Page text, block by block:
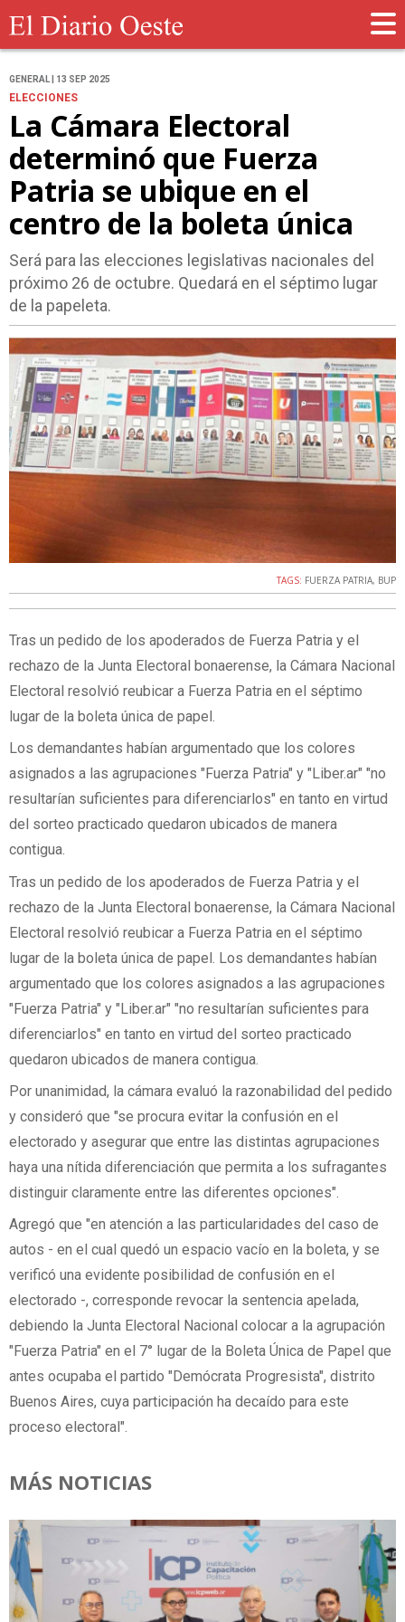
GENERAL | 13 SEP 2025
ELECCIONES
La Cámara Electoral
determinó que Fuerza
Patria se ubique en el
centro de la boleta única
Será para las elecciones legislativas nacionales del
próximo 26 de octubre. Quedará en el séptimo lugar
de la papeleta.
TAGS: FUERZA PATRIA, BUP
Tras un pedido de los apoderados de Fuerza Patria y el
rechazo de la Junta Electoral bonaerense, la Cámara Nacional
Electoral resolvió reubicar a Fuerza Patria en el séptimo
lugar de la boleta única de papel.
Los demandantes habían argumentado que los colores
asignados a las agrupaciones "Fuerza Patria" y "Liber.ar" "no
resultarían suficientes para diferenciarlos" en tanto en virtud
del sorteo practicado quedaron ubicados de manera
contigua.
Tras un pedido de los apoderados de Fuerza Patria y el
rechazo de la Junta Electoral bonaerense, la Cámara Nacional
Electoral resolvió reubicar a Fuerza Patria en el séptimo
lugar de la boleta única de papel. Los demandantes habían
argumentado que los colores asignados a las agrupaciones
"Fuerza Patria" y "Liber.ar" "no resultarían suficientes para
diferenciarlos" en tanto en virtud del sorteo practicado
quedaron ubicados de manera contigua.
Por unanimidad, la cámara evaluó la razonabilidad del pedido
y consideró que "se procura evitar la confusión en el
electorado y asegurar que entre las distintas agrupaciones
haya una nítida diferenciación que permita a los sufragantes
distinguir claramente entre las diferentes opciones".
Agregó que "en atención a las particularidades del caso de
autos - en el cual quedó un espacio vacío en la boleta, y se
verificó una evidente posibilidad de confusión en el
electorado -, corresponde revocar la sentencia apelada,
debiendo la Junta Electoral Nacional colocar a la agrupación
"Fuerza Patria" en el 7° lugar de la Boleta Única de Papel que
antes ocupaba el partido "Demócrata Progresista", distrito
Buenos Aires, cuya participación ha decaído para este
proceso electoral".
MÁS NOTICIAS